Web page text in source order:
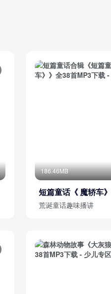
186.46MB
短篇童话《 魔轿车》
荒诞童话趣味播讲